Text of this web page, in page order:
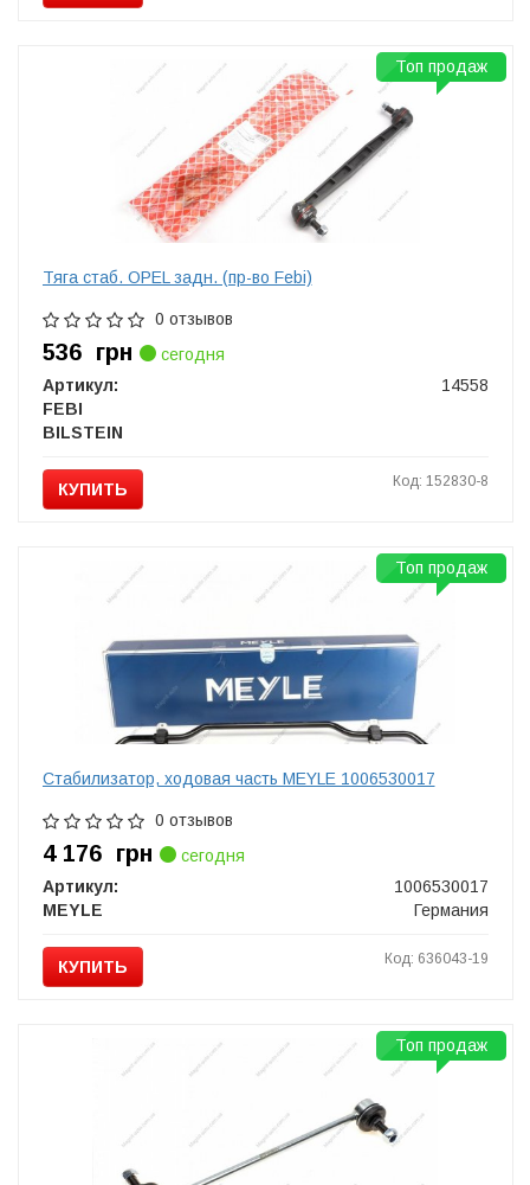
Тяга стаб. OPEL задн. (пр-во Febi)
0 отзывов
536 грн
сегодня
Артикул:
14558
FEBI
BILSTEIN
КУПИТЬ Код: 152830-8
Топ продаж
Стабилизатор, ходовая часть MEYLE 1006530017
0 отзывов
4 176 грн
сегодня
Артикул:
1006530017
MEYLE
Германия
КУПИТЬ Код: 636043-19
Топ продаж
Топ продаж